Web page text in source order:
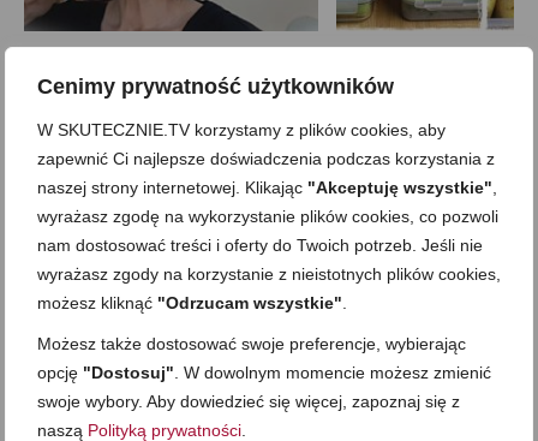
Cenimy prywatność użytkowników
W SKUTECZNIE.TV korzystamy z plików cookies, aby
zapewnić Ci najlepsze doświadczenia podczas korzystania z
naszej strony internetowej. Klikając "Akceptuję wszystkie"
wyrażasz zgodę na wykorzystanie plików cookies, co pozwoli
nam dostosować treści i oferty do Twoich potrzeb. Jeśli nie
wyrażasz zgody na korzystanie z nieistotnych plików cookies,
możesz kliknąć "Odrzucam wszystkie"
Możesz także dostosować swoje preferencje, wybierając
opcję "Dostosuj" . W dowolnym momencie możesz zmienić
swoje wybory. Aby dowiedzieć się więcej, zapoznaj się z
naszą Polityką prywatności
gotowanie
Teoria. Praktyka.
NAJNOWSZE NA BLOGU